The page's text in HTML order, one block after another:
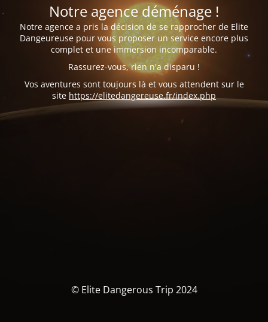
Notre agence déménage !
Notre agence a pris la décision de se rapprocher de Elite
Dangeureuse pour vous proposer un service encore plus
complet et une immersion incomparable.
Rassurez-vous, rien n'a disparu !
Vos aventures sont toujours là et vous attendent sur le
site https://elitedangereuse.fr/index.php
© Elite Dangerous Trip 2024